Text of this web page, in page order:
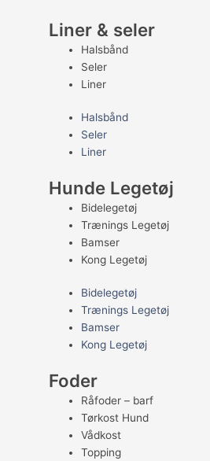
Liner & seler
Halsbånd
Seler
Liner
Halsbånd
Seler
Liner
Hunde Legetøj
Bidelegetøj
Trænings Legetøj
Bamser
Kong Legetøj
Bidelegetøj
Trænings Legetøj
Bamser
Kong Legetøj
Foder
Råfoder – barf
Tørkost Hund
Vådkost
Topping